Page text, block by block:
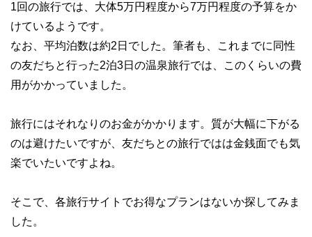
1回の旅行では、大体5万円程度から7万円程度の予算をか
けているようです。
なお、平均泊数は約2日でした。筆者も、これまでに同性
の友だちと行った2泊3日の温泉旅行では、このくらいの費
用がかかっていました。
旅行にはそれなりのお金がかかります。質が大幅に下がる
のは避けたいですが、友だちとの旅行ではは金銭面でも気
楽でいたいですよね。
そこで、各旅行サイトでお得なプランはないか探してみま
した。